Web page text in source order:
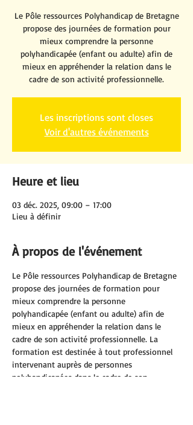
Le Pôle ressources Polyhandicap de Bretagne
propose des journées de formation pour
mieux comprendre la personne
polyhandicapée (enfant ou adulte) afin de
mieux en appréhender la relation dans le
cadre de son activité professionnelle.
Les inscriptions sont closes
Voir d'autres événements
Heure et lieu
03 déc. 2025, 09:00 – 17:00
Lieu à définir
À propos de l'événement
Le Pôle ressources Polyhandicap de Bretagne
propose des journées de formation pour
mieux comprendre la personne
polyhandicapée (enfant ou adulte) afin de
mieux en appréhender la relation dans le
cadre de son activité professionnelle. La
formation est destinée à tout professionnel
intervenant auprès de personnes
polyhandicapées dans le cadre de son